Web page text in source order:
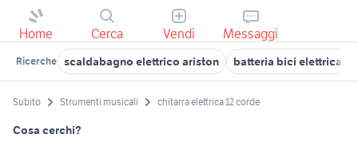
Home Cerca Vendi Messaggi
Ricerche scaldabagno elettrico ariston batteria bici elettrica
Subito Strumenti musicali chitarra elettrica 12 corde
Cosa cerchi?